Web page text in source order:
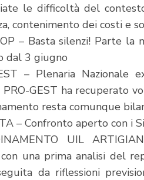
le difficoltà del
contenimento dei costi e
– Basta silenzi! Parte
dal 3 giugno
– Plenaria Nazionale
PRO-GEST ha recuperato
resta comunque
– Confronto aperto con i
UIL
con una prima analisi del
da riflessioni